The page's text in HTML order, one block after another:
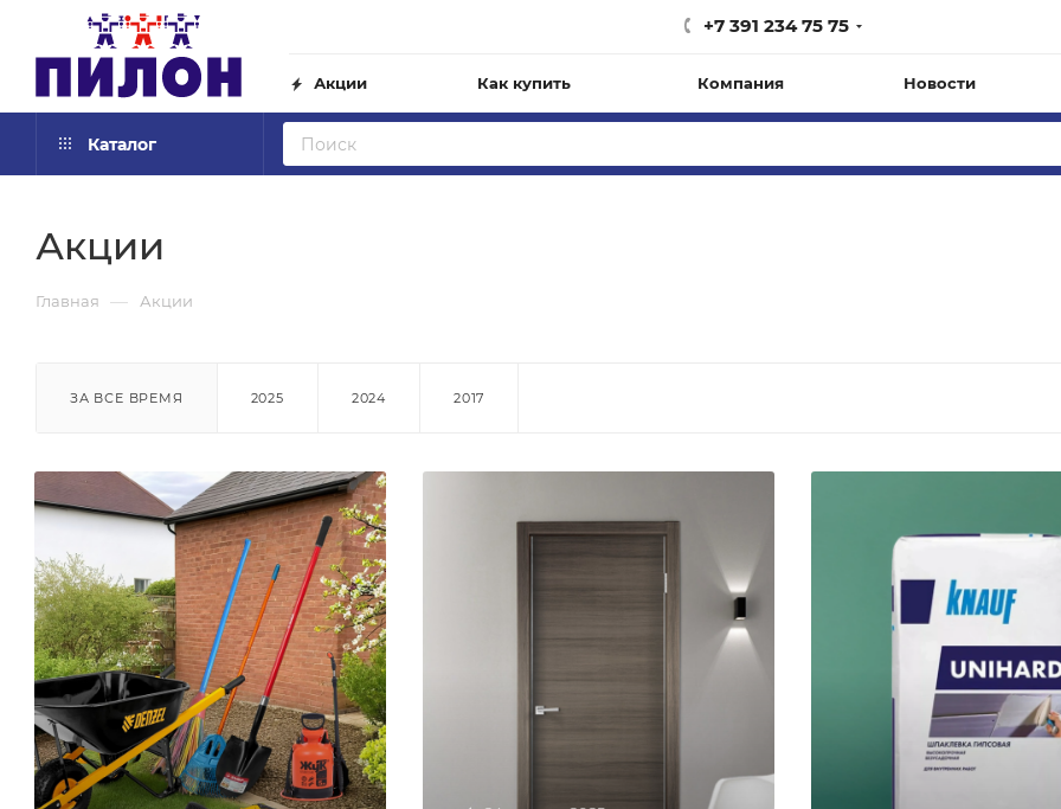
+7 391 234 75 75
Акции Как купить Компания Новости
Каталог
Акции
Главная — Акции
ЗА ВСЕ ВРЕМЯ 2025 2024 2017